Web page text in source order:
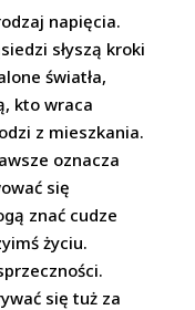
napięcia.
słyszą kroki
światła,
kto wraca
z mieszkania.
oznacza
się
znać cudze
życiu.
się tuż za